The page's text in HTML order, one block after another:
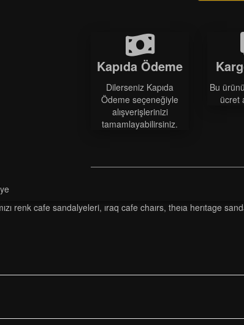
Kapıda Ödeme
Dilerseniz Kapıda
Ödeme seçeneğiyle
alışverişlerinizi
tamamlayabilirsiniz.
Bu
ücret
renk cafe sandalyeleri, iraq cafe chairs, theia heritage